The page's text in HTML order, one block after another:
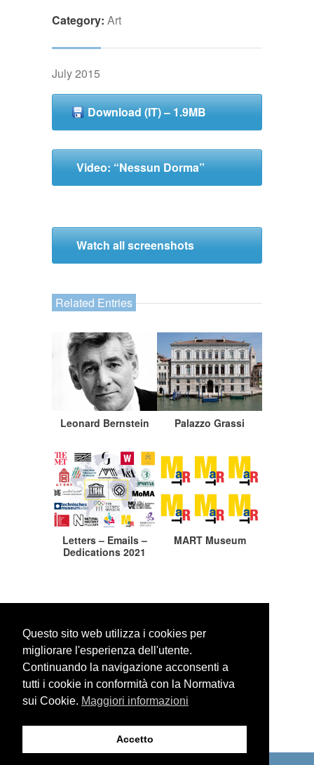
Category: Art
July 2015
Download (IT) – 1.9MB
Video: “Nessun Dorma”
Watch all screenshots
Related Entries
Leonard Bernstein Palazzo Grassi
Letters – Emails –
Dedications 2021
MART Museum
Questo sito web utilizza i cookies per
migliorare l'esperienza dell'utente.
Continuando la navigazione acconsenti a
tutti i cookie in conformità con la Normativa
sui Cookie. Maggiori informazioni
Accetto